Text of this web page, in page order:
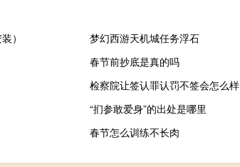
）
梦幻西游天机城任务浮石
春节前抄底是真的吗
检察院让签认罪认罚不签会怎么样
“扪参敢爱身”的出处是哪里
春节怎么训练不长肉